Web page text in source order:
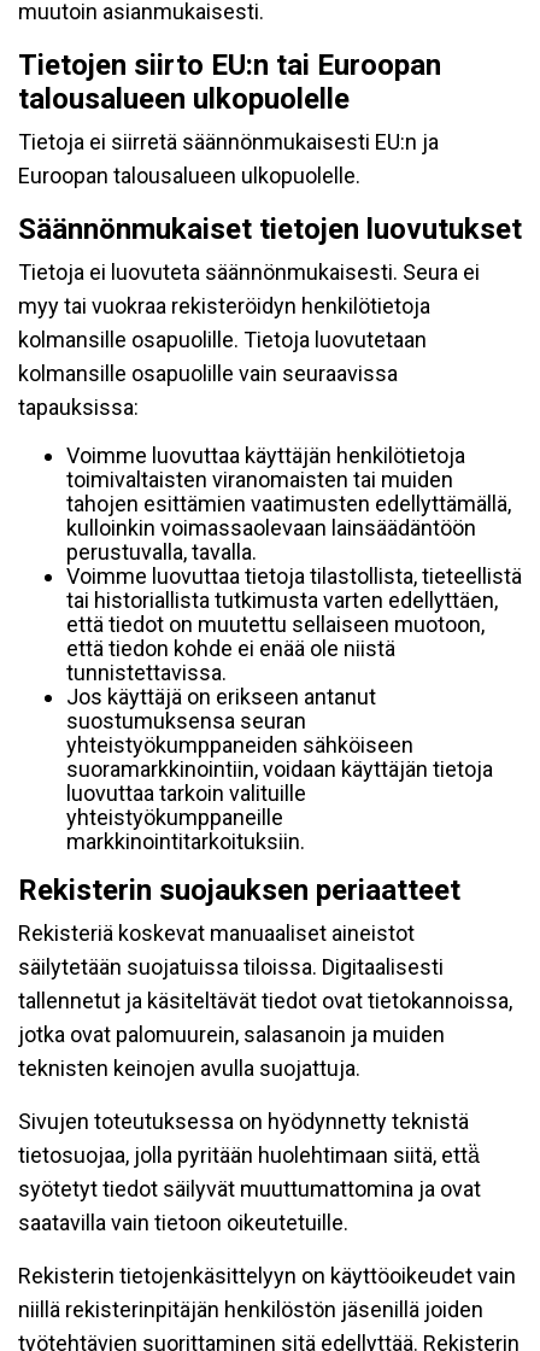
muutoin asianmukaisesti.
Tietojen siirto EU:n tai Euroopan
talousalueen ulkopuolelle
Tietoja ei siirretä säännönmukaisesti EU:n ja
Euroopan talousalueen ulkopuolelle.
Säännönmukaiset tietojen luovutukset
Tietoja ei luovuteta säännönmukaisesti. Seura ei
myy tai vuokraa rekisteröidyn henkilötietoja
kolmansille osapuolille. Tietoja luovutetaan
kolmansille osapuolille vain seuraavissa
tapauksissa:
Voimme luovuttaa käyttäjän henkilötietoja
toimivaltaisten viranomaisten tai muiden
tahojen esittämien vaatimusten edellyttämällä,
kulloinkin voimassaolevaan lainsäädäntöön
perustuvalla, tavalla.
Voimme luovuttaa tietoja tilastollista, tieteellistä
tai historiallista tutkimusta varten edellyttäen,
että tiedot on muutettu sellaiseen muotoon,
että tiedon kohde ei enää ole niistä
tunnistettavissa.
Jos käyttäjä on erikseen antanut
suostumuksensa seuran
yhteistyökumppaneiden sähköiseen
suoramarkkinointiin, voidaan käyttäjän tietoja
luovuttaa tarkoin valituille
yhteistyökumppaneille
markkinointitarkoituksiin.
Rekisterin suojauksen periaatteet
Rekisteriä koskevat manuaaliset aineistot
säilytetään suojatuissa tiloissa. Digitaalisesti
tallennetut ja käsiteltävät tiedot ovat tietokannoissa,
jotka ovat palomuurein, salasanoin ja muiden
teknisten keinojen avulla suojattuja.
Sivujen toteutuksessa on hyödynnetty teknistä
tietosuojaa, jolla pyritään huolehtimaan siitä, että̈
syötetyt tiedot säilyvät muuttumattomina ja ovat
saatavilla vain tietoon oikeutetuille.
Rekisterin tietojenkäsittelyyn on käyttöoikeudet vain
niillä rekisterinpitäjän henkilöstön jäsenillä joiden
työtehtävien suorittaminen sitä edellyttää. Rekisterin